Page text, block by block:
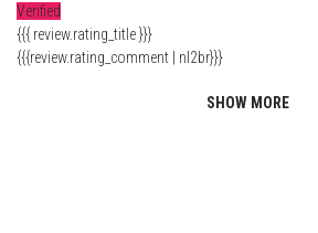
Verified
{{{ review.rating_title }}}
{{{review.rating_comment | nl2br}}}
SHOW MORE